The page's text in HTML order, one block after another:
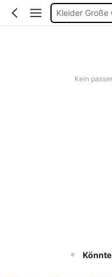
Kleider Große
Bikini Große
Kein